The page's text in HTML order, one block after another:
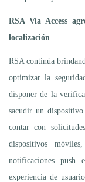
RSA Via Access
localización
RSA continúa
optimizar la
disponer de la
sacudir un
contar con
dispositivos
notificaciones
experiencia de